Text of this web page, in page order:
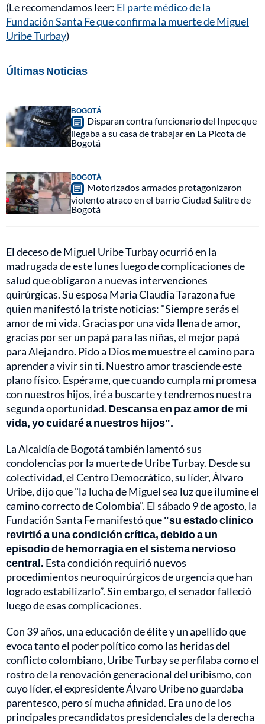
(Le recomendamos leer: El parte médico de la
Fundación Santa Fe que confirma la muerte de Miguel
Uribe Turbay)
Últimas Noticias
BOGOTÁ
Disparan contra funcionario del Inpec que
llegaba a su casa de trabajar en La Picota de
Bogotá
BOGOTÁ
Motorizados armados protagonizaron
violento atraco en el barrio Ciudad Salitre de
Bogotá
El deceso de Miguel Uribe Turbay ocurrió en la
madrugada de este lunes luego de complicaciones de
salud que obligaron a nuevas intervenciones
quirúrgicas. Su esposa María Claudia Tarazona fue
quien manifestó la triste noticias: "Siempre serás el
amor de mi vida. Gracias por una vida llena de amor,
gracias por ser un papá para las niñas, el mejor papá
para Alejandro. Pido a Dios me muestre el camino para
aprender a vivir sin ti. Nuestro amor trasciende este
plano físico. Espérame, que cuando cumpla mi promesa
con nuestros hijos, iré a buscarte y tendremos nuestra
segunda oportunidad. Descansa en paz amor de mi
vida, yo cuidaré a nuestros hijos".
La Alcaldía de Bogotá también lamentó sus
condolencias por la muerte de Uribe Turbay. Desde su
colectividad, el Centro Democrático, su líder, Álvaro
Uribe, dijo que "la lucha de Miguel sea luz que ilumine el
camino correcto de Colombia". El sábado 9 de agosto, la
Fundación Santa Fe manifestó que"su estado clínico
revirtió a una condición crítica, debido a un
episodio de hemorragia en el sistema nervioso
central. Esta condición requirió nuevos
procedimientos neuroquirúrgicos de urgencia que han
logrado estabilizarlo”. Sin embargo, el senador falleció
luego de esas complicaciones.
Con 39 años, una educación de élite y un apellido que
evoca tanto el poder político como las heridas del
conflicto colombiano, Uribe Turbay se perfilaba como el
rostro de la renovación generacional del uribismo, con
cuyo líder, el expresidente Álvaro Uribe no guardaba
parentesco, pero sí mucha afinidad. Era uno de los
principales precandidatos presidenciales de la derecha